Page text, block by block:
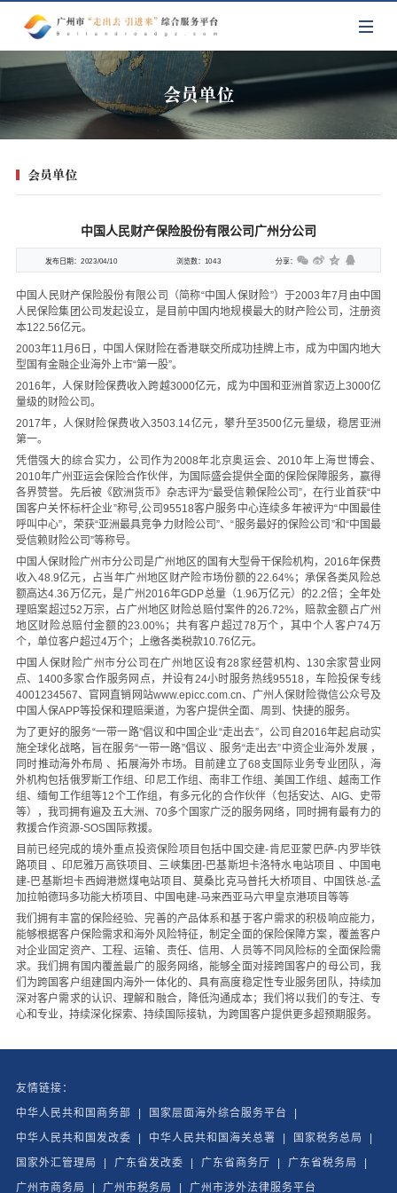
会员单位
会员单位
中国人民财产保险股份有限公司广州分公司
发布日期： 2023/04/10 浏览数： 1043 分享：
中国人民财产保险股份有限公司（简称“中国人保财险”）于2003年7月由中国
人民保险集团公司发起设立，是目前中国内地规模最大的财产险公司，注册资
本122.56亿元。
2003年11月6日，中国人保财险在香港联交所成功挂牌上市，成为中国内地大
型国有金融企业海外上市“第一股”。
2016年，人保财险保费收入跨越3000亿元，成为中国和亚洲首家迈上3000亿
量级的财险公司。
2017年，人保财险保费收入3503.14亿元，攀升至3500亿元量级，稳居亚洲
第一。
凭借强大的综合实力，公司作为2008年北京奥运会、2010年上海世博会、
2010年广州亚运会保险合作伙伴，为国际盛会提供全面的保险保障服务，赢得
各界赞誉。先后被《欧洲货币》杂志评为“最受信赖保险公司”，在行业首获“中
国客户关怀标杆企业”称号,公司95518客户服务中心连续多年被评为“中国最佳
呼叫中心”，荣获“亚洲最具竞争力财险公司”、“服务最好的保险公司”和“中国最
受信赖财险公司”等称号。
中国人保财险广州市分公司是广州地区的国有大型骨干保险机构，2016年保费
收入48.9亿元，占当年广州地区财产险市场份额的22.64%；承保各类风险总
额高达4.36万亿元，是广州2016年GDP总量（1.96万亿元）的2.2倍；全年处
理赔案超过52万宗，占广州地区财险总赔付案件的26.72%，赔款金额占广州
地区财险总赔付金额的23.00%；共有客户超过78万个，其中个人客户74万
个，单位客户超过4万个；上缴各类税款10.76亿元。
中国人保财险广州市分公司在广州地区设有28家经营机构、130余家营业网
点、1400多家合作服务网点，并设有24小时服务热线95518，车险投保专线
4001234567、官网直销网站www.epicc.com.cn、广州人保财险微信公众号及
中国人保APP等投保和理赔渠道，为客户提供全面、周到、快捷的服务。
为了更好的服务“一带一路”倡议和中国企业“走出去”，公司自2016年起启动实
施全球化战略，旨在服务“一带一路”倡议 、服务“走出去”中资企业海外发展 ，
同时推动海外布局 、拓展海外市场。目前建立了68支国际业务专业团队，海
外机构包括俄罗斯工作组、印尼工作组、南非工作组、美国工作组、越南工作
组、缅甸工作组等12个工作组，有多元化的合作伙伴（包括安达、AIG、史带
等），我司拥有遍及五大洲、70多个国家广泛的服务网络，同时拥有最有力的
救援合作资源-SOS国际救援。
目前已经完成的境外重点投资保险项目包括中国交建-肯尼亚蒙巴萨-内罗毕铁
路项目 、印尼雅万高铁项目、三峡集团-巴基斯坦卡洛特水电站项目 、中国电
建-巴基斯坦卡西姆港燃煤电站项目、莫桑比克马普托大桥项目、中国铁总-孟
加拉帕德玛多功能大桥项目、中国电建-马来西亚马六甲皇京港项目等等
我们拥有丰富的保险经验、完善的产品体系和基于客户需求的积极响应能力，
能够根据客户保险需求和海外风险特征，制定全面的保险保障方案，覆盖客户
对企业固定资产、工程、运输、责任、信用、人员等不同风险标的全面保险需
求。我们拥有国内覆盖最广的服务网络，能够全面对接跨国客户的母公司，我
们为跨国客户组建国内海外一体化的、具有高度稳定性专业服务团队，持续加
深对客户需求的认识、理解和融合，降低沟通成本；我们将以我们的专注、专
心和专业，持续深化探索、持续国际接轨，为跨国客户提供更多超预期服务。
友情链接：
中华人民共和国商务部
| 国家层面海外综合服务平台
|
中华人民共和国发改委
| 中华人民共和国海关总署 | 国家税务总局
|
国家外汇管理局
| 广东省发改委 | 广东省商务厅 | 广东省税务局
|
广州市商务局
| 广州市税务局 | 广州市涉外法律服务平台